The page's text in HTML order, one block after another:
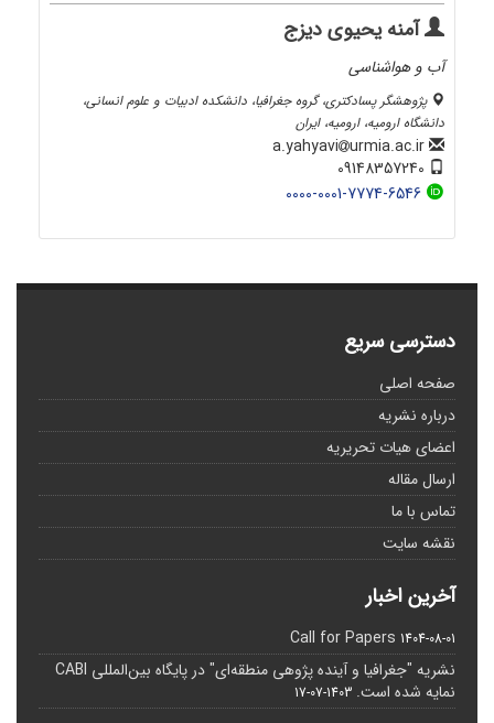
آمنه یحیوی دیزج
آب و هواشناسی
پژوهشگر پسادکتری، گروه جغرافیا، دانشکده ادبیات و علوم انسانی،
دانشگاه ارومیه، ارومیه، ایران
urmia.ac.ir
0000-0001-7774-6546
دسترسی سریع
صفحه اصلی
درباره نشریه
اعضای هیات تحریریه
ارسال مقاله
تماس با ما
نقشه سایت
آخرین اخبار
Call for Papers 1404-08-01
نشریه "جغرافیا و آینده پژوهی منطقه‌ای" در پایگاه بین‌المللی CABI
نمایه شده است. 1403-07-17